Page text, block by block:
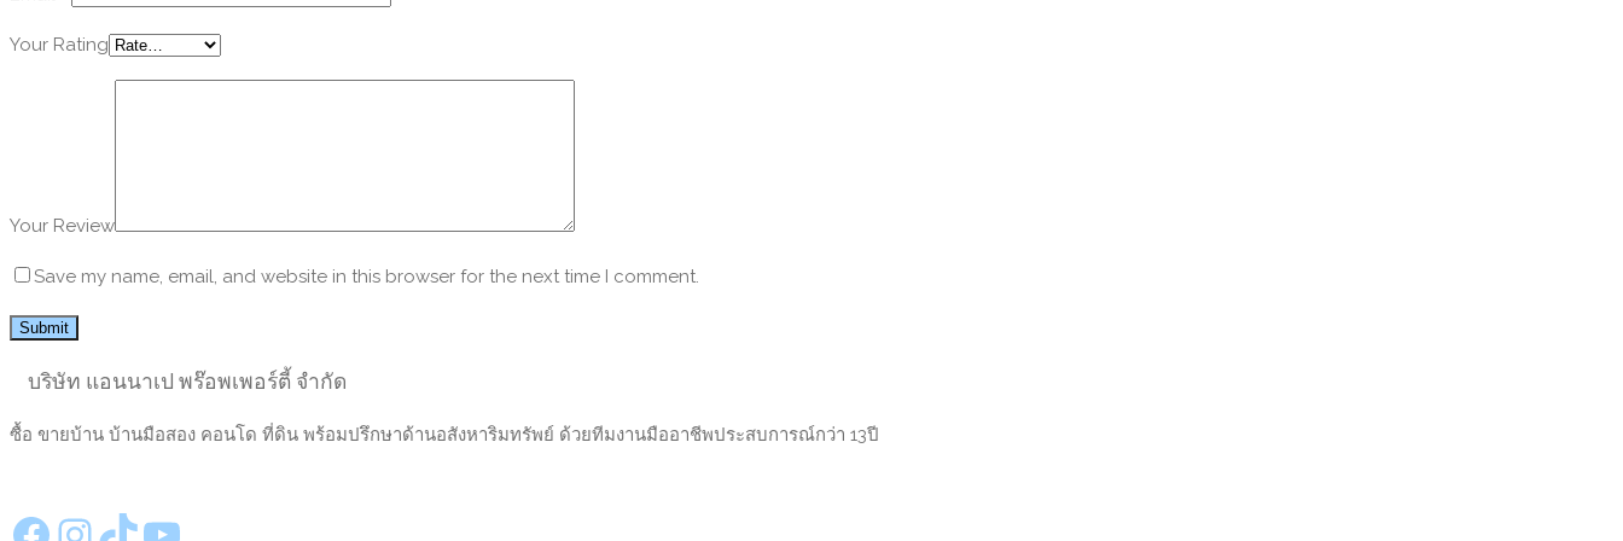
Your Rating
Your Review
Save my name, email, and website in this browser for the next time I comment.
บริษัท แอนนาเป พร๊อพเพอร์ตี้ จำกัด
ซื้อ ขายบ้าน บ้านมือสอง คอนโด ที่ดิน พร้อมปรึกษาด้านอสังหาริมทรัพย์ ด้วยทีมงานมืออาชีพประสบการณ์กว่า 13ปี